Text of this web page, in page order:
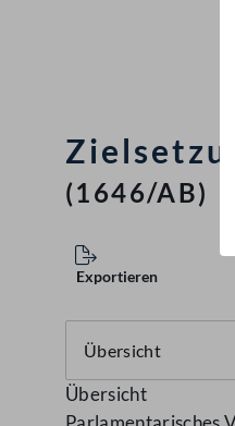
(1646/AB)
Exportieren
Übersicht